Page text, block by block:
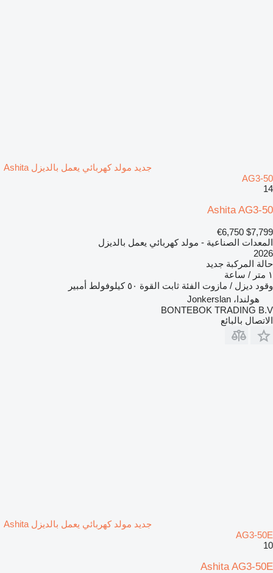
جديد مولد كهربائي يعمل بالديزل Ashita
AG3-50
14
Ashita AG3-50
$7,799
€6,750
المعدات الصناعية - مولد كهربائي يعمل بالديزل
2026
حالة المركبة جديد
١ متر / ساعة
وقود ديزل / مازوت الفئة ثابت القوة ٥٠ كيلوفولط أمبير
هولندا، Jonkerslan
BONTEBOK TRADING B.V
الاتصال بالبائع
جديد مولد كهربائي يعمل بالديزل Ashita
AG3-50E
10
Ashita AG3-50E